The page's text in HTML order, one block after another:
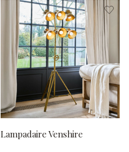
Lampadaire Venshire